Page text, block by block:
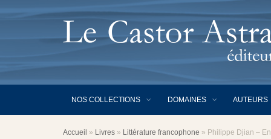
NOS COLLECTIONS DOMAINES AUTEURS
Accueil » Livres » Littérature francophone » Philippe Djian –